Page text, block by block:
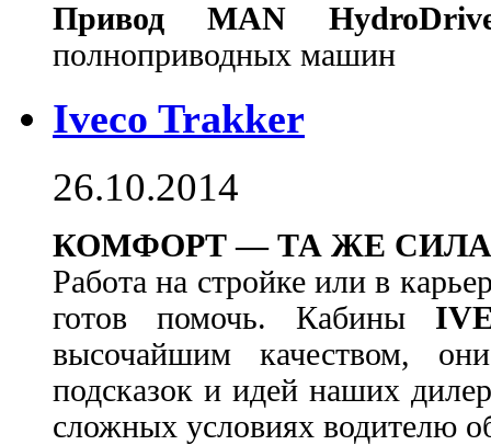
Привод MAN
полноприводных машин
Iveco Trakker
26.10.2014
КОМФОРТ — ТА ЖЕ СИЛА
Работа на стройке или в
готов помочь. Кабины
высочайшим качеством,
подсказок и идей наших
сложных условиях водителю